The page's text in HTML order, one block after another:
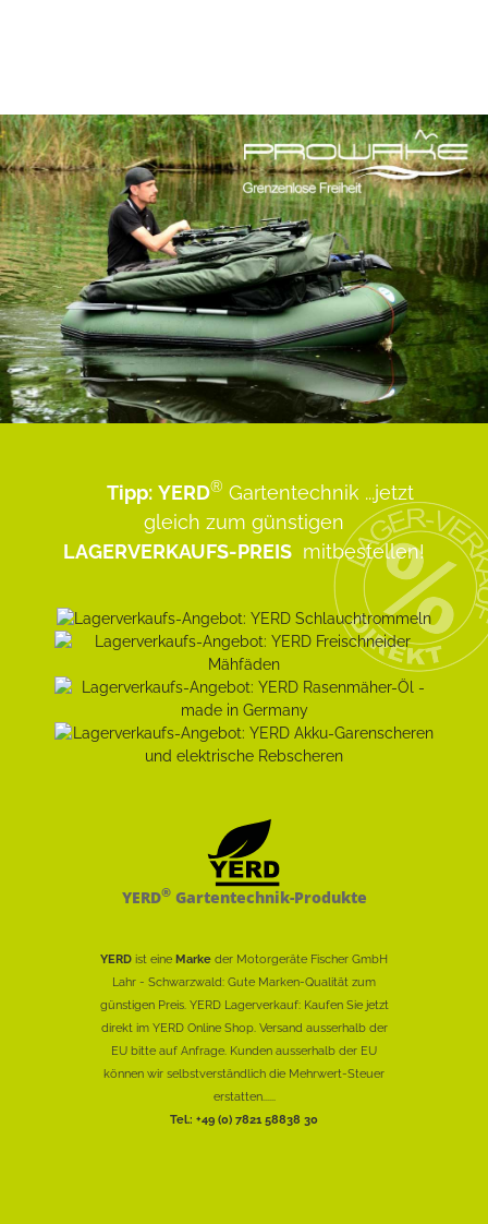
Tipp: YERD® Gartentechnik ...jetzt
gleich zum günstigen
LAGERVERKAUFS-PREIS mitbestellen!
YERD®Gartentechnik-Produkte
YERD ist eine Marke der Motorgeräte Fischer GmbH
Lahr - Schwarzwald: Gute Marken-Qualität zum
günstigen Preis. YERD Lagerverkauf: Kaufen Sie jetzt
direkt im YERD Online Shop. Versand ausserhalb der
EU bitte auf Anfrage. Kunden ausserhalb der EU
können wir selbstverständlich die Mehrwert-Steuer
erstatten......
Tel.: +49 (0) 7821 58838 30